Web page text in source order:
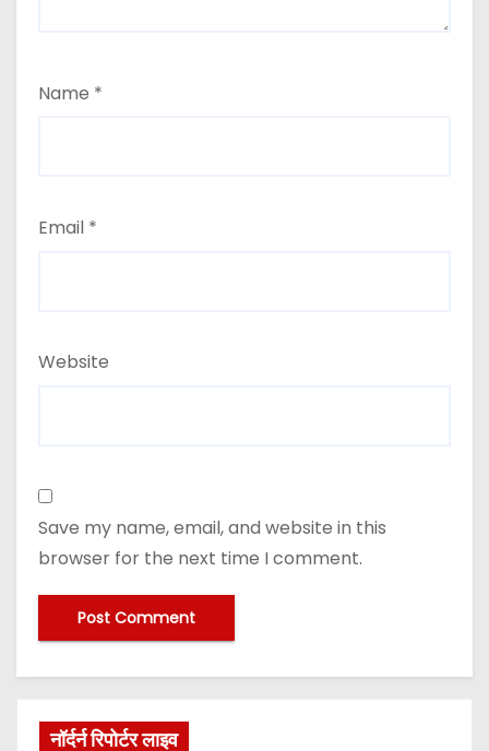
Name *
Email *
Website
Save my name, email, and website in this
browser for the next time I comment.
नॉर्दर्न रिपोर्टर लाइव